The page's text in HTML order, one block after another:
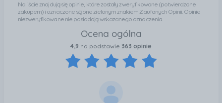
Na liście znajdują się opinie, które zostały zweryfikowane (potwierdzone
zakupem) i oznaczone są one zielonym znakiem Zaufanych Opinii. Opinie
niezweryfikowane nie posiadają wskazanego oznaczenia.
Ocena ogólna
4,9 na podstawie 363 opinie